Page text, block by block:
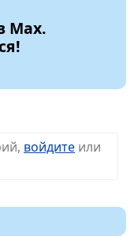
Max.
войдите или